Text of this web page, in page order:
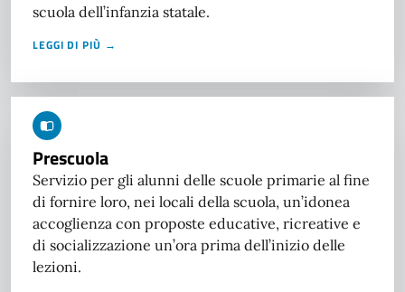
scuola dell’infanzia statale.
LEGGI DI PIÙ →
Prescuola
Servizio per gli alunni delle scuole primarie al fine
di fornire loro, nei locali della scuola, un’idonea
accoglienza con proposte educative, ricreative e
di socializzazione un’ora prima dell’inizio delle
lezioni.